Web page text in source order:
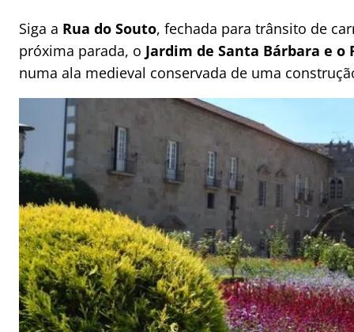
Siga a Rua do Souto, fechada para trânsito de
próxima parada, o Jardim de Santa Bárbara e o
numa ala medieval conservada de uma